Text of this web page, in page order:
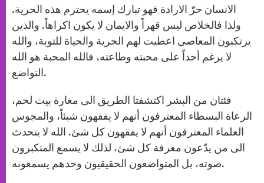
الانسان حرّ الارادة فهو تبارك إسمه يحترم هذه الحرية.
ولذا فالخلاص ليس قهراً والايمان لا يكون اكراهاً. والذين
يرتكبون المعاصى اعطيت لهم الحرية والحياة للتوبة، والله
لا يرغم أحداً على محبته وطاعته، فالله المحبة هو الله
التواضع.
فئتان من البشر اكتشفتا الطريق الى مغارة بيت لحم،
الرعاة البسطاء المعترفون أنهم لا يفقهون شيئاً، والمجوس
العلماء المعترفون أنهم لا يفقهون كل شئ. الله لا يتحدث
الى من يدّعون معرفة كل شئ، لذلك لا يسمع المتكبرون
صوته، بل المتواضعون الحقيقيون وحدهم يسمعونه.